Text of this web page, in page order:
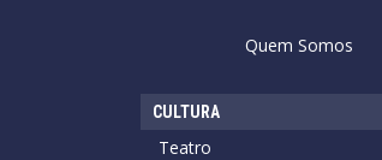
Quem Somos
CULTURA
Teatro